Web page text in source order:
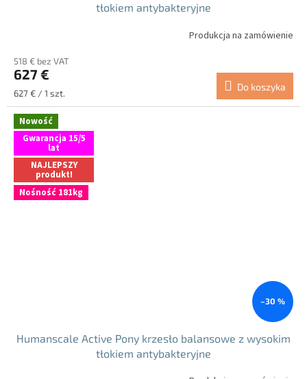
tłokiem antybakteryjne
Produkcja na zamówienie
518 € bez VAT
627 €
Cena
jednostkowa:
627 € / 1 szt.
Do koszyka
Nowość
Gwarancja 15/5
lat
NAJLEPSZY
produkt!
Nośność 181kg
–30 %
Humanscale Active Pony krzesło balansowe z wysokim
tłokiem antybakteryjne